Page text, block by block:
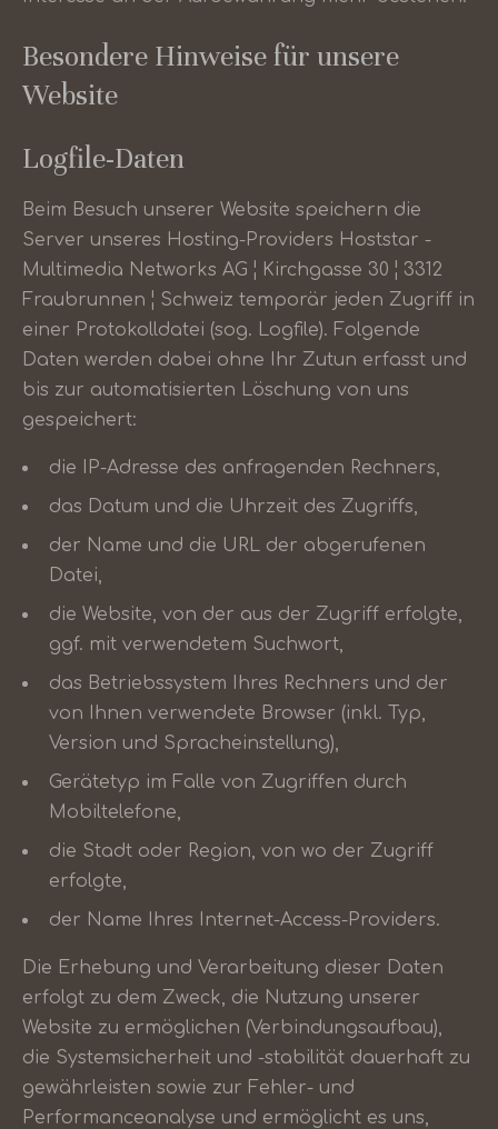
Besondere Hinweise für unsere
Website
Logfile-Daten
Beim Besuch unserer Website speichern die
Server unseres Hosting-Providers Hoststar -
Multimedia Networks AG ¦ Kirchgasse 30 ¦ 3312
Fraubrunnen ¦ Schweiz temporär jeden Zugriff in
einer Protokolldatei (sog. Logfile). Folgende
Daten werden dabei ohne Ihr Zutun erfasst und
bis zur automatisierten Löschung von uns
gespeichert:
die IP-Adresse des anfragenden Rechners,
das Datum und die Uhrzeit des Zugriffs,
der Name und die URL der abgerufenen
Datei,
die Website, von der aus der Zugriff erfolgte,
ggf. mit verwendetem Suchwort,
das Betriebssystem Ihres Rechners und der
von Ihnen verwendete Browser (inkl. Typ,
Version und Spracheinstellung),
Gerätetyp im Falle von Zugriffen durch
Mobiltelefone,
die Stadt oder Region, von wo der Zugriff
erfolgte,
der Name Ihres Internet-Access-Providers.
Die Erhebung und Verarbeitung dieser Daten
erfolgt zu dem Zweck, die Nutzung unserer
Website zu ermöglichen (Verbindungsaufbau),
die Systemsicherheit und -stabilität dauerhaft zu
gewährleisten sowie zur Fehler- und
Performanceanalyse und ermöglicht es uns,